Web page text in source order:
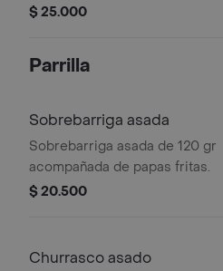
$ 25.000
Parrilla
Sobrebarriga asada
Sobrebarriga asada de 120 gr
acompañada de papas fritas.
$ 20.500
Churrasco asado